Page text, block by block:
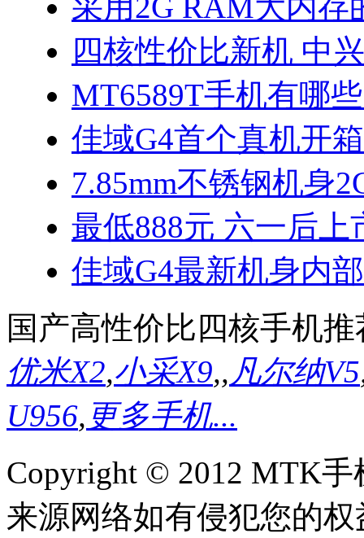
四核性价比新机 中
MT6589T手机有哪
佳域G4首个真机开
7.85mm不锈钢机身
最低888元 六一后上
佳域G4最新机身内
国产高性价比四核手机推
优米X2,小采X9,,凡尔纳V5
U956, 更多手机...
Copyright © 2012 MTK
来源网络如有侵犯您的